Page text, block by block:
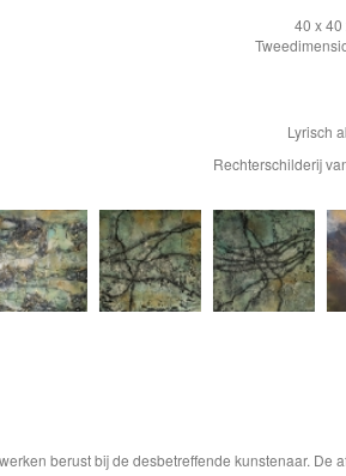
40 x
Lyrisch
Rechterschilderij
berust bij de desbetreffende kunstenaar. De